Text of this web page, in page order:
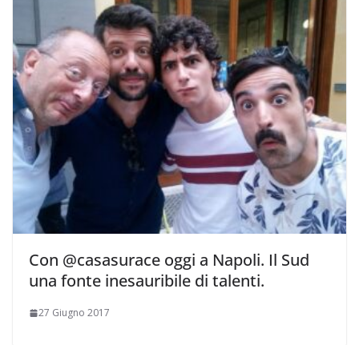
Con @casasurace oggi a Napoli. Il Sud
una fonte inesauribile di talenti.
27 Giugno 2017